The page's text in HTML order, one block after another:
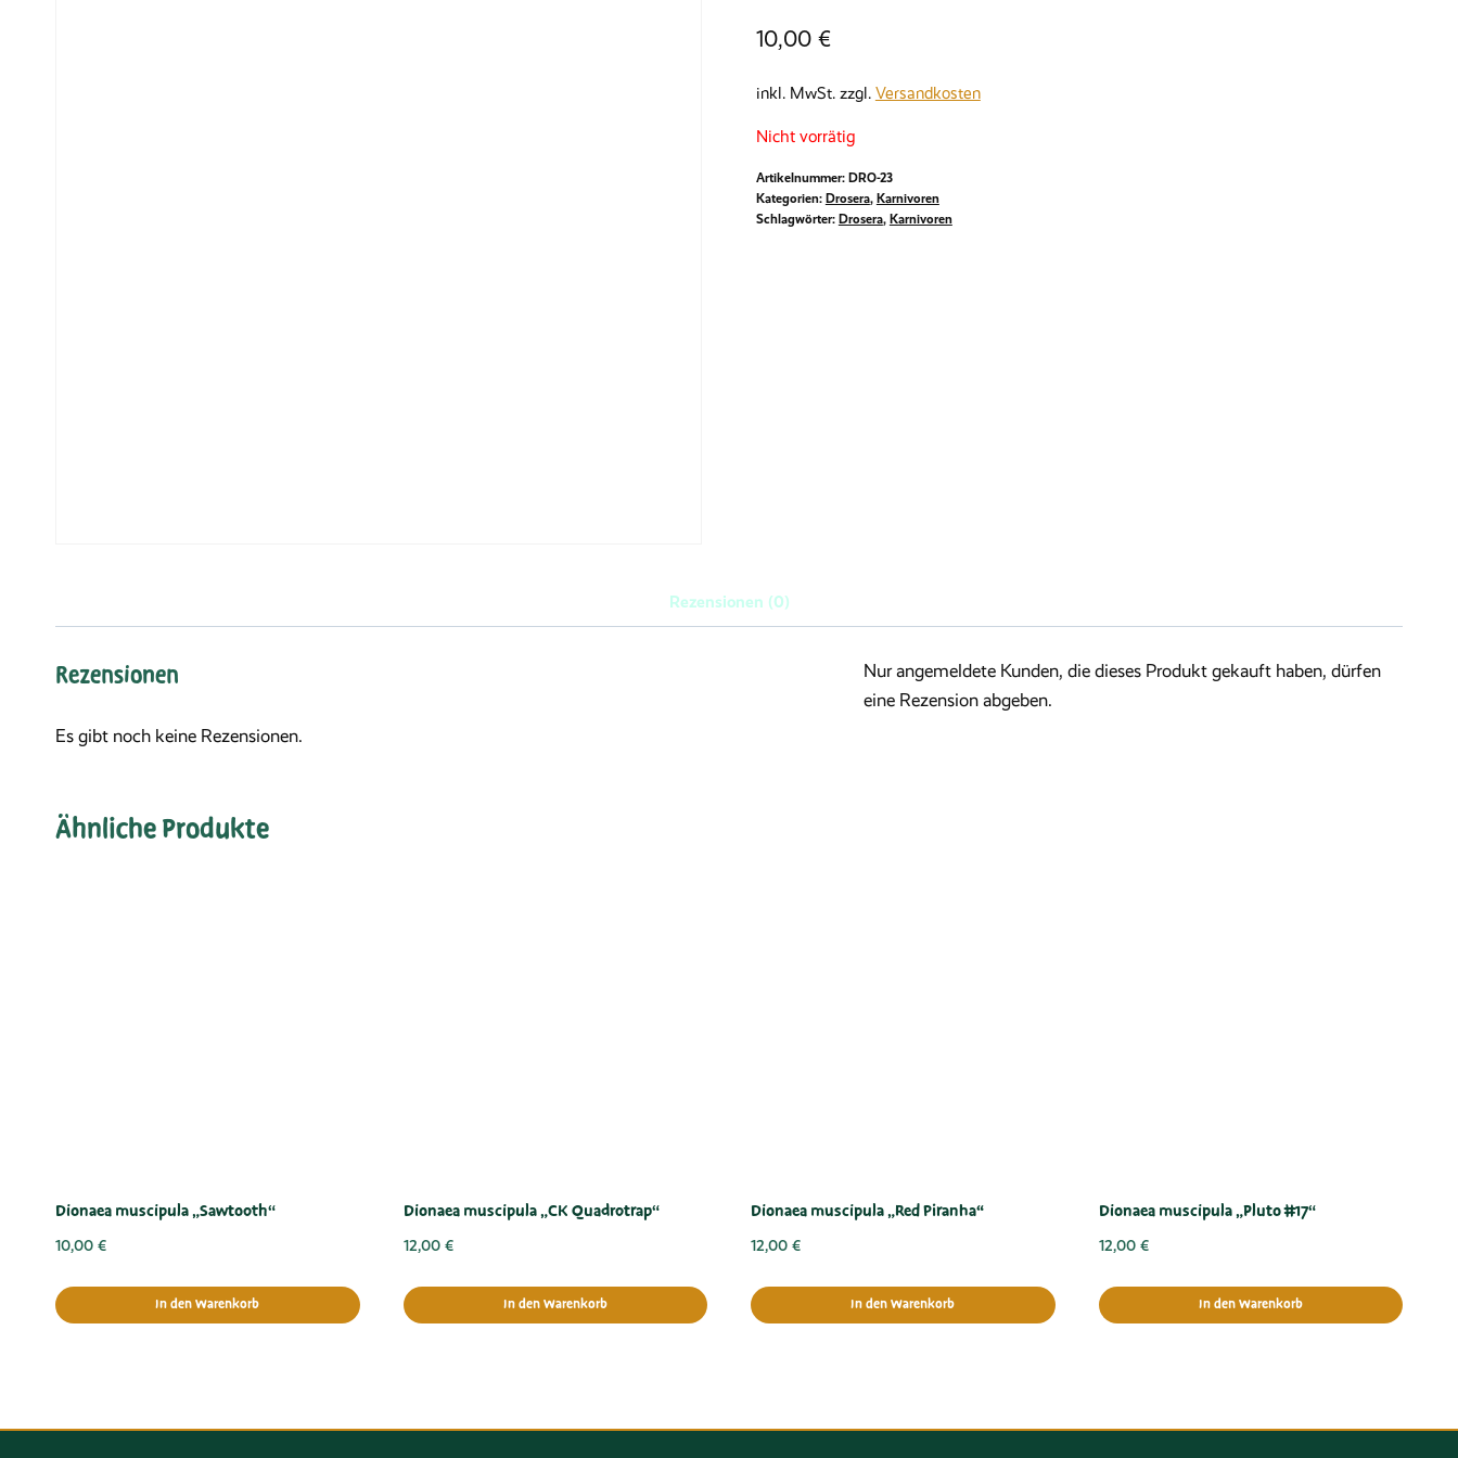
10,00 €
inkl. MwSt. zzgl. Versandkosten
Nicht vorrätig
Artikelnummer: DRO-23
Kategorien: Drosera, Karnivoren
Schlagwörter: Drosera, Karnivoren
Rezensionen (0)
Rezensionen
Es gibt noch keine Rezensionen.
Nur angemeldete Kunden, die dieses Produkt gekauft haben, dürfen
eine Rezension abgeben.
Ähnliche Produkte
Dionaea muscipula „Sawtooth“
10,00 €
In den Warenkorb
Dionaea muscipula „CK Quadrotrap“
12,00 €
In den Warenkorb
Dionaea muscipula „Red Piranha“
12,00 €
In den Warenkorb
Dionaea muscipula „Pluto #17“
12,00 €
In den Warenkorb